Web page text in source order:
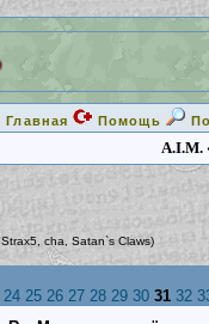
Главная Помощь
A.I.M.
Strax5 cha Satan`s Claws)
24 25 26 27 28 29 30 31 32